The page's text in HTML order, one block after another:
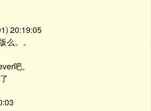
20:19:05
。。
吧。